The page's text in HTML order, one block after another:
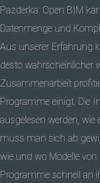
Pazderka: Open BIM
Datenmenge und
Aus unserer Erfahrung
desto wahrscheinlicher
Zusammenarbeit
Programme einigt. Die
ausgelesen werden, wie
muss man sich ab
wie und wo Modelle von
Programme schnell an